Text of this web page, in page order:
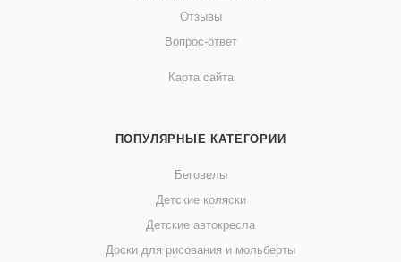
Отзывы
Вопрос-ответ
Карта сайта
ПОПУЛЯРНЫЕ КАТЕГОРИИ
Беговелы
Детские коляски
Детские автокресла
Доски для рисования и мольберты